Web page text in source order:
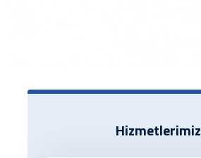
Hizmetlerimiz